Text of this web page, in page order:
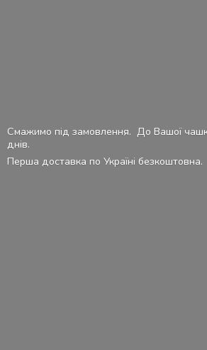
Смажимо під замовлення. До Вашої
днів.
Перша доставка по Україні безкоштовна.